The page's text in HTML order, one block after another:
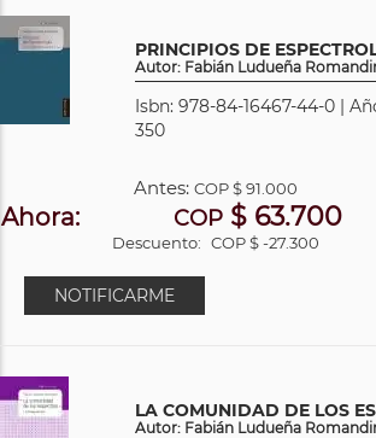
PRINCIPIOS DE
Autor: Fabián Ludueña
Isbn: 978-84-16467-44-0 |
350
Antes:COP$ 91.000
Ahora: COP $ 63.700
Descuento: COP $ -27.300
NOTIFICARME
LA COMUNIDAD DE LOS
Autor: Fabián Ludueña